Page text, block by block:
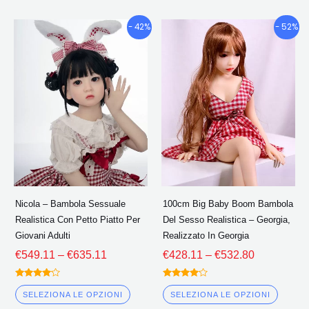
- 42%
Nicola – Bambola Sessuale
Realistica Con Petto Piatto Per
Giovani Adulti
€549.11 – €635.11
Fascia
prezzo:
€549.11
Attraverso
€635.11
Valutato
4.00
fuori da 5
SELEZIONA LE OPZIONI
Questo
più
Le
opzioni
possono
essere
nella
pagina
prodotto
- 52%
100cm Big Baby Boom Bambola
Del Sesso Realistica – Georgia,
Realizzato In Georgia
€428.11 – €532.80
Fascia
Valutato
4.00
fuori da 5
SELEZIONA LE OPZIONI
nella